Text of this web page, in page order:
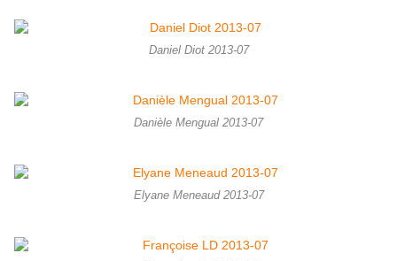
Daniel Diot 2013-07
Danièle Mengual 2013-07
Elyane Meneaud 2013-07